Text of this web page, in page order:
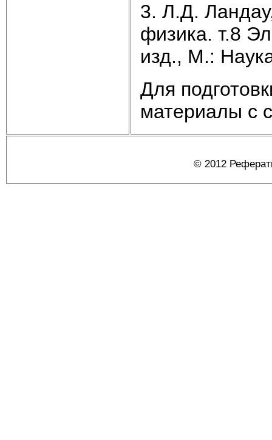
3. Л.Д.
физика. т.8
изд., М.:
Для
материалы с
© 2012